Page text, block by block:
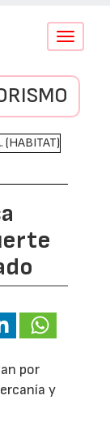
Conmutar
por
y